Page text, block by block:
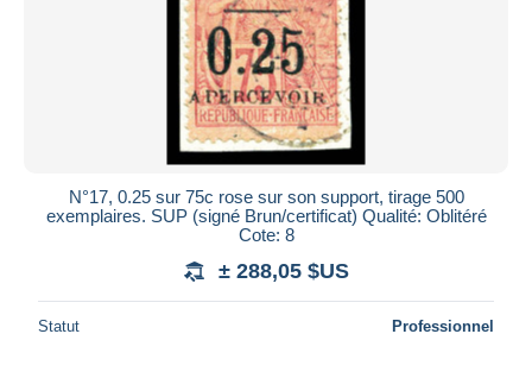
N°17, 0.25 sur 75c rose sur son support, tirage 500
exemplaires. SUP (signé Brun/certificat) Qualité: Oblitéré
Cote: 8
± 288,05 $US
Statut Professionnel